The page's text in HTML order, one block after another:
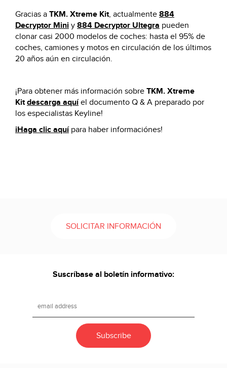
Gracias a TKM. Xtreme Kit, actualmente 884
Decryptor Mini y 884 Decryptor Ultegra pueden
clonar casi 2000 modelos de coches: hasta el 95% de
coches, camiones y motos en circulación de los últimos
20 años aún en circulación.
¡Para obtener más información sobre TKM. Xtreme
Kit descarga aquíel documento Q & A preparado por
los especialistas Keyline!
iHaga clic aquípara haber informaciónes!
SOLICITAR INFORMACIÓN
Suscríbase al boletín informativo: